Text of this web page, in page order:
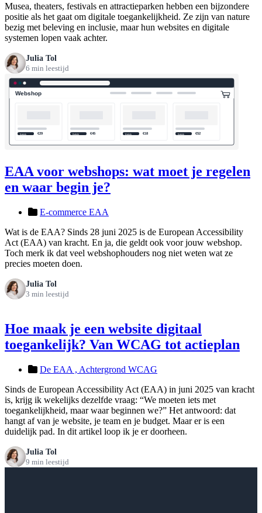
Musea, theaters, festivals en attractieparken hebben een bijzondere
positie als het gaat om digitale toegankelijkheid. Ze zijn van nature
bezig met beleving en inclusie, maar hun websites en digitale
systemen lopen vaak achter.
Julia Tol
6 min leestijd
EAA voor webshops: wat moet je regelen
en waar begin je?
E-commerce EAA
Wat is de EAA? Sinds 28 juni 2025 is de European Accessibility
Act (EAA) van kracht. En ja, die geldt ook voor jouw webshop.
Toch merk ik dat veel webshophouders nog niet weten wat ze
precies moeten doen.
Julia Tol
3 min leestijd
Hoe maak je een website digitaal
toegankelijk? Van WCAG tot actieplan
De EAA , Achtergrond WCAG
Sinds de European Accessibility Act (EAA) in juni 2025 van kracht
is, krijg ik wekelijks dezelfde vraag: “We moeten iets met
toegankelijkheid, maar waar beginnen we?” Het antwoord: dat
hangt af van je website, je team en je budget. Maar er is een
duidelijk pad. In dit artikel loop ik je er doorheen.
Julia Tol
9 min leestijd